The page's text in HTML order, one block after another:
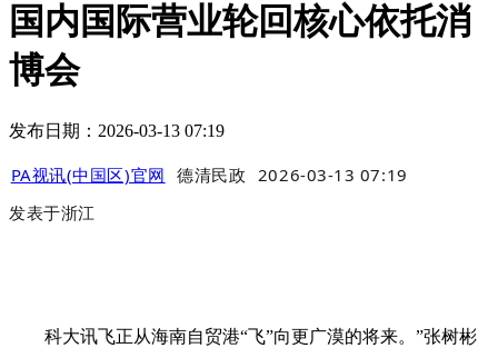
国内国际营业轮回核心依托消
博会
发布日期：2026-03-13 07:19
PA视讯(中国区)官网 德清民政 2026-03-13 07:19
发表于浙江
科大讯飞正从海南自贸港“飞”向更广漠的将来。”张树彬